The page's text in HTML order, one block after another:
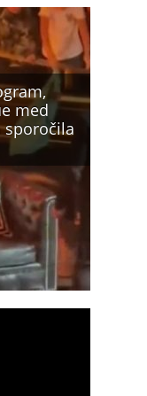
med
sporočila